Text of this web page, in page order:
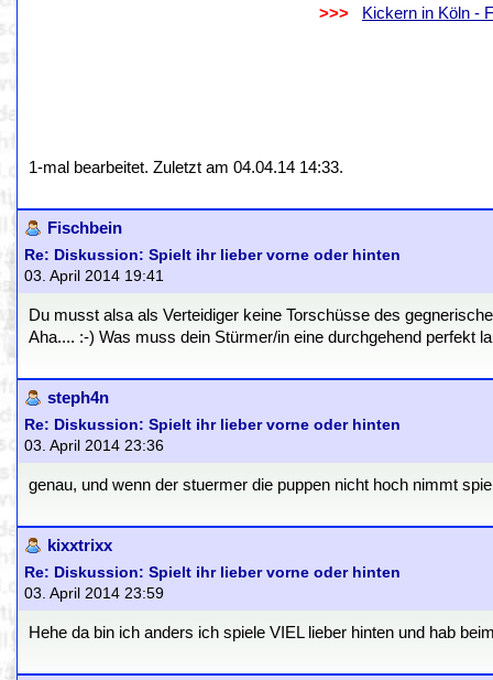
>>>
Kickern in Köln -
1-mal bearbeitet. Zuletzt am 04.04.14 14:33.
Fischbein
Re: Diskussion: Spielt ihr lieber vorne oder hinten
03. April 2014 19:41
Du musst alsa als Verteidiger keine Torschüsse des
Aha.... :-) Was muss dein Stürmer/in eine durchgehend perfekt
steph4n
Re: Diskussion: Spielt ihr lieber vorne oder hinten
03. April 2014 23:36
genau, und wenn der stuermer die puppen nicht hoch nimmt
kixxtrixx
Re: Diskussion: Spielt ihr lieber vorne oder hinten
03. April 2014 23:59
Hehe da bin ich anders ich spiele VIEL lieber hinten und hab